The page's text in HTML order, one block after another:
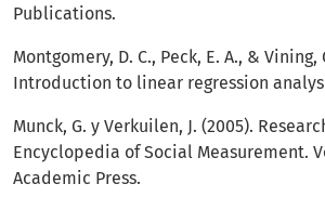
Publications.
Montgomery, D. C., Peck, E. A., & Vining,
Introduction to linear regression
Munck, G. y Verkuilen, J. (2005).
Encyclopedia of Social Measurement.
Academic Press.